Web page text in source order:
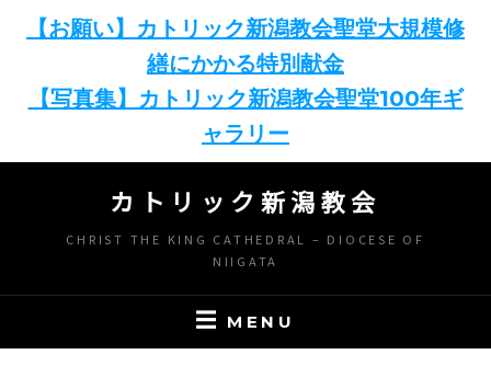
【お願い】カトリック新潟教会聖堂大規模修
繕にかかる特別献金
【写真集】カトリック新潟教会聖堂100年ギ
ャラリー
content
カトリック新潟教会
CHRIST THE KING CATHEDRAL – DIOCESE OF
NIIGATA
MENU